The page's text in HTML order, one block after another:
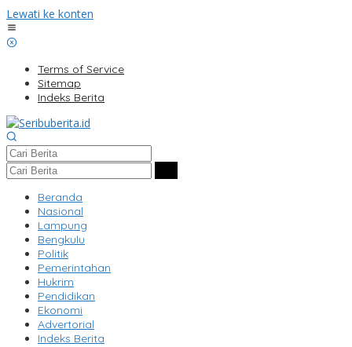
Lewati ke konten
Terms of Service
Sitemap
Indeks Berita
Beranda
Nasional
Lampung
Bengkulu
Politik
Pemerintahan
Hukrim
Pendidikan
Ekonomi
Advertorial
Indeks Berita